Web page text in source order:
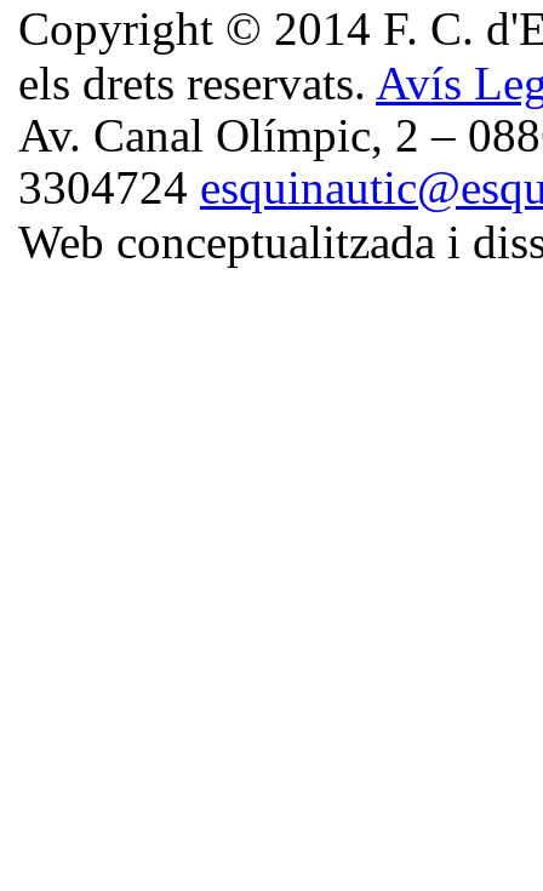
Copyright © 2014 F. C.
els drets reservats. Avís
Av. Canal Olímpic, 2 –
3304724
Web conceptualitzada i